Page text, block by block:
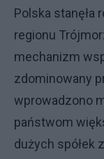
Polska stanęła
regionu
mechanizm
zdominowany
wprowadzono
państwom
dużych spółek